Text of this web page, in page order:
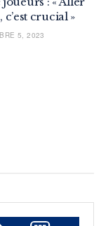
crucial »
5, 2023